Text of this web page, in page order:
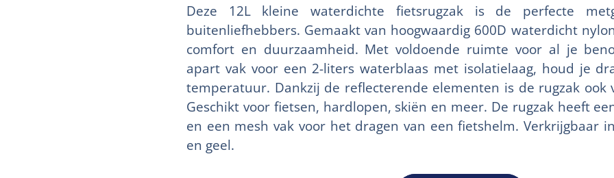
Deze 12L kleine waterdichte fietsrugzak is de perfecte
buitenliefhebbers. Gemaakt van hoogwaardig 600D waterdicht
comfort en duurzaamheid. Met voldoende ruimte voor al je
apart vak voor een 2-liters waterblaas met isolatielaag, houd je
temperatuur. Dankzij de reflecterende elementen is de rugzak ook
Geschikt voor fietsen, hardlopen, skiën en meer. De rugzak heeft
en een mesh vak voor het dragen van een fietshelm. Verkrijgbaar
en geel.